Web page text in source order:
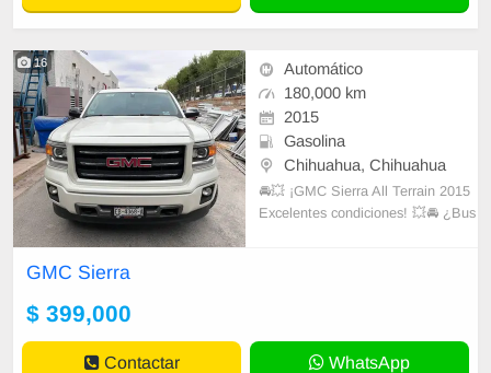
16
Automático
180,000 km
2015
Gasolina
Chihuahua, Chihuahua
🚘💥 ¡GMC Sierra All Terrain 2015
Excelentes condiciones! 💥🚘 ¿Bus
GMC Sierra
$ 399,000
Contactar WhatsApp